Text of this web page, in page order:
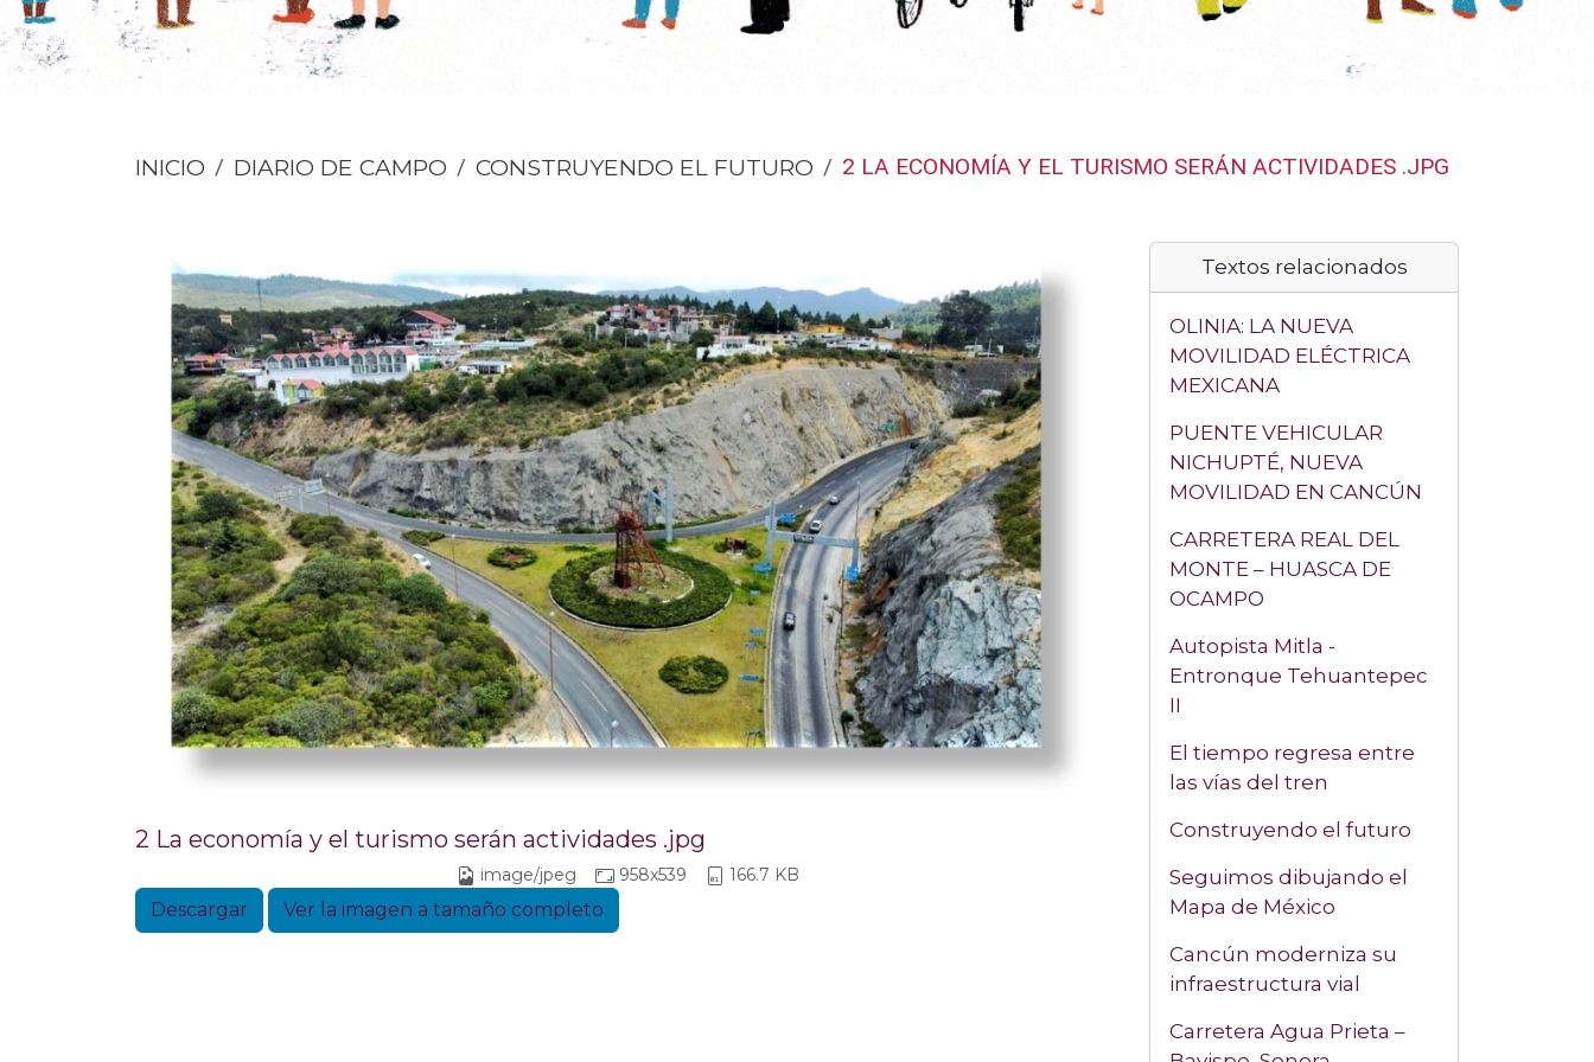
INICIO DIARIO DE CAMPO CONSTRUYENDO EL FUTURO 2 LA ECONOMÍA Y EL TURISMO SERÁN ACTIVIDADES .JPG
2 La economía y el turismo serán actividades .jpg
image/jpeg 958x539 166.7 KB
Descargar Ver la imagen a tamaño completo
Textos relacionados
OLINIA: LA NUEVA
MOVILIDAD ELÉCTRICA
MEXICANA
PUENTE VEHICULAR
NICHUPTÉ, NUEVA
MOVILIDAD EN CANCÚN
CARRETERA REAL DEL
MONTE – HUASCA DE
OCAMPO
Autopista Mitla -
Entronque Tehuantepec
II
El tiempo regresa entre
las vías del tren
Construyendo el futuro
Seguimos dibujando el
Mapa de México
Cancún moderniza su
infraestructura vial
Carretera Agua Prieta –